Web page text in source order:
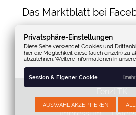
Das Marktblatt bei
Impressum
Privatsphäre-Einstellungen
Diese Seite verwendet Cookies und
hier die Möglichkeit diese (auch einzeln) zu
abzulehnen. Weitere Informationen in
Session & Eigener Cookie [mehr
AUSWAHL AKZEPTIEREN